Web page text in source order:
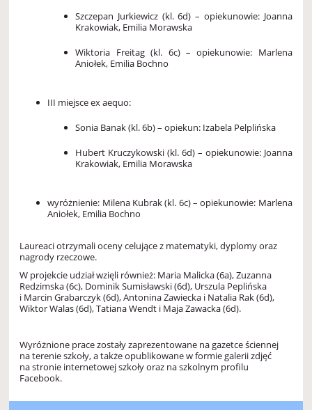
Szczepan Jurkiewicz (kl. 6d) – opiekunowie: Joanna
Krakowiak, Emilia Morawska
Wiktoria Freitag (kl. 6c) – opiekunowie: Marlena
Aniołek, Emilia Bochno
III miejsce ex aequo:
Sonia Banak (kl. 6b) – opiekun: Izabela Pelplińska
Hubert Kruczykowski (kl. 6d) – opiekunowie: Joanna
Krakowiak, Emilia Morawska
wyróżnienie: Milena Kubrak (kl. 6c) – opiekunowie: Marlena
Aniołek, Emilia Bochno
Laureaci otrzymali oceny celujące z matematyki, dyplomy oraz
nagrody rzeczowe.
W projekcie udział wzięli również: Maria Malicka (6a), Zuzanna
Redzimska (6c), Dominik Sumisławski (6d), Urszula Peplińska
i Marcin Grabarczyk (6d), Antonina Zawiecka i Natalia Rak (6d),
Wiktor Walas (6d), Tatiana Wendt i Maja Zawacka (6d).
Wyróżnione prace zostały zaprezentowane na gazetce ściennej
na terenie szkoły, a także opublikowane w formie galerii zdjęć
na stronie internetowej szkoły oraz na szkolnym profilu
Facebook.